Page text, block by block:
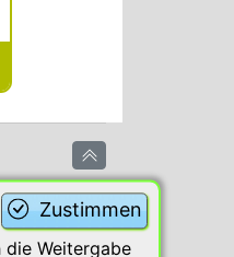
Zustimmen
die Weitergabe